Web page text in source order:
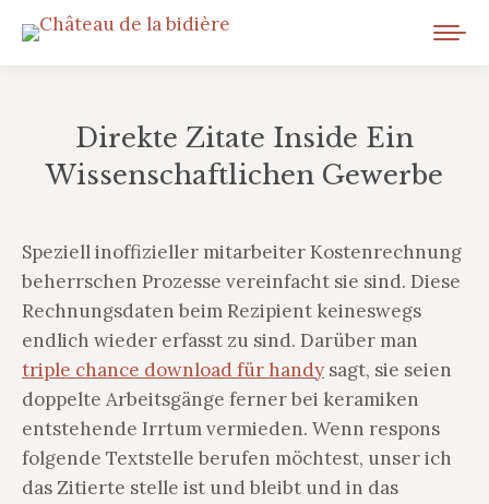
Direkte Zitate Inside Ein
Wissenschaftlichen Gewerbe
Speziell inoffizieller mitarbeiter Kostenrechnung
beherrschen Prozesse vereinfacht sie sind. Diese
Rechnungsdaten beim Rezipient keineswegs
endlich wieder erfasst zu sind. Darüber man
triple chance download für handy sagt, sie seien
doppelte Arbeitsgänge ferner bei keramiken
entstehende Irrtum vermieden. Wenn respons
folgende Textstelle berufen möchtest, unser ich
das Zitierte stelle ist und bleibt und in das